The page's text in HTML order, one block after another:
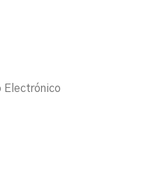
Electrónico